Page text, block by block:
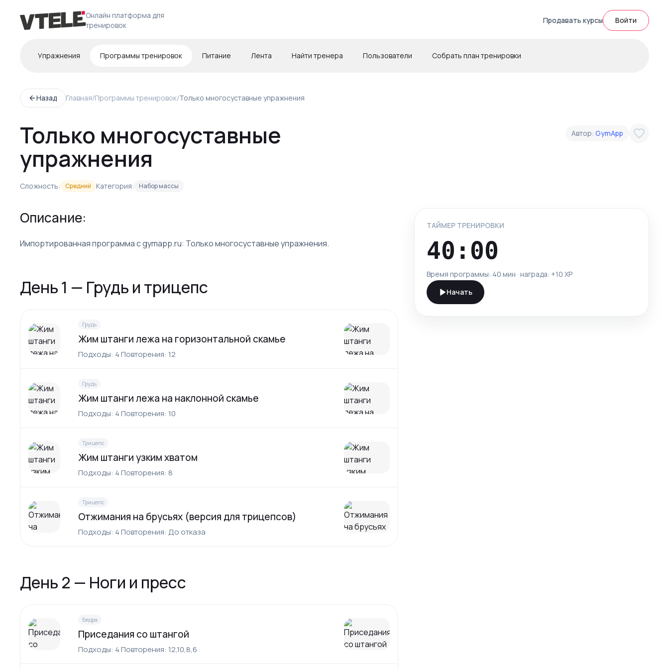
Онлайн платформа для
тренировок
Продавать курсы Войти
Упражнения Программы тренировок Питание Лента Найти тренера Пользователи Собрать план тренировки
Назад Главная/Программы тренировок/Только многосуставные упражнения
Только многосуставные
упражнения
Сложность: Средний Категория: Набор массы
Автор: GymApp
Описание:
Импортированная программа с gymapp.ru: Только многосуставные упражнения.
День 1 — Грудь и трицепс
Грудь
Жим штанги лежа на горизонтальной скамье
Подходы: 4 Повторения: 12
Грудь
Жим штанги лежа на наклонной скамье
Подходы: 4 Повторения: 10
Трицепс
Жим штанги узким хватом
Подходы: 4 Повторения: 8
Трицепс
Отжимания на брусьях (версия для трицепсов)
Подходы: 4 Повторения: До отказа
День 2 — Ноги и пресс
Бедра
Приседания со штангой
Подходы: 4 Повторения: 12,10,8,6
ТАЙМЕР ТРЕНИРОВКИ
40:00
Время программы: 40 мин · награда: +10 XP
Начать